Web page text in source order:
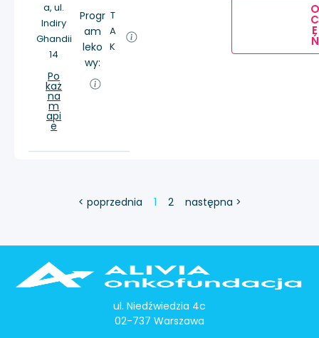
a, ul.
Indiry
Ghandii
14
Po
każ
na
m
api
e
Progr
am
leko
wy:
T
A
K
O
C
E
Ń
< poprzednia 1 2 następna >
ul. Niedźwiedzia 4c
02-737 Warszawa